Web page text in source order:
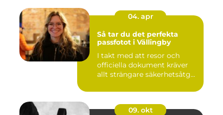
04. apr
Så tar du det perfekta
passfotot i Vällingby
I takt med att resor och
officiella dokument kräver
allt strängare säkerhetsåtg...
09. okt